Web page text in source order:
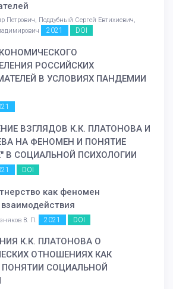
Петрович, Поддубный Сергей Евтихиевич,
2021 DOI
РОССИЙСКИХ
В УСЛОВИЯХ ПАНДЕМИИ
ВЗГЛЯДОВ К.К. ПЛАТОНОВА И
НА ФЕНОМЕН И ПОНЯТИЕ
В СОЦИАЛЬНОЙ ПСИХОЛОГИИ
DOI
как феномен
В. П. 2021 DOI
К.К. ПЛАТОНОВА О
ОТНОШЕНИЯХ КАК
СОЦИАЛЬНОЙ